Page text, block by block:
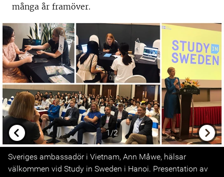
många år framöver.
1/2
Previous
Sveriges ambassadör i Vietnam, Ann Måwe, hälsar
välkommen vid Study in Sweden i Hanoi. Presentation av